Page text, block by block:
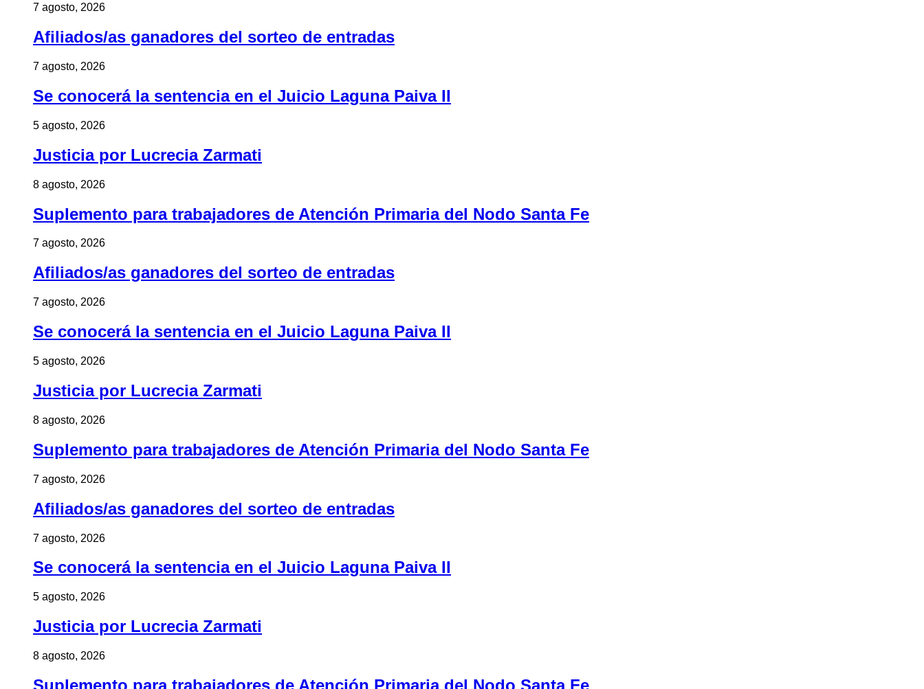
7 agosto, 2026
Afiliados/as ganadores del sorteo de entradas
7 agosto, 2026
Se conocerá la sentencia en el Juicio Laguna Paiva II
5 agosto, 2026
Justicia por Lucrecia Zarmati
8 agosto, 2026
Suplemento para trabajadores de Atención Primaria del Nodo Santa Fe
7 agosto, 2026
Afiliados/as ganadores del sorteo de entradas
7 agosto, 2026
Se conocerá la sentencia en el Juicio Laguna Paiva II
5 agosto, 2026
Justicia por Lucrecia Zarmati
8 agosto, 2026
Suplemento para trabajadores de Atención Primaria del Nodo Santa Fe
7 agosto, 2026
Afiliados/as ganadores del sorteo de entradas
7 agosto, 2026
Se conocerá la sentencia en el Juicio Laguna Paiva II
5 agosto, 2026
Justicia por Lucrecia Zarmati
8 agosto, 2026
Suplemento para trabajadores de Atención Primaria del Nodo Santa Fe